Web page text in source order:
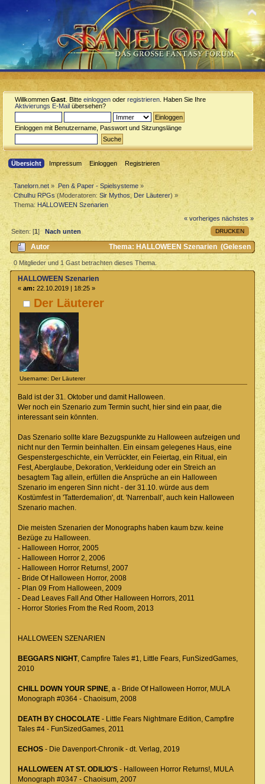
Willkommen Gast . Bitte einloggen oder registrieren . Haben Sie Ihre
Aktivierungs E-Mail übersehen?
Einloggen mit Benutzername, Passwort und Sitzungslänge
Übersicht Impressum Einloggen Registrieren
Tanelorn.net » Pen & Paper - Spielsysteme»
Cthulhu RPGs (Moderatoren:Sir Mythos, Der Läuterer) »
Thema:HALLOWEEN Szenarien
« vorheriges nächstes »
DRUCKEN
Seiten: [1] Nach unten
Autor
Thema: HALLOWEEN Szenarien (Gelesen
4201 mal)
0 Mitglieder und 1 Gast betrachten dieses Thema.
Der Läuterer
Username: Der Läuterer
HALLOWEEN Szenarien
« am: 22.10.2019 | 18:25 »
Bald ist der 31. Oktober und damit Halloween.
Wer noch ein Szenario zum Termin sucht, hier sind ein paar, die
interessant sein könnten.
Das Szenario sollte klare Bezugspunkte zu Halloween aufzeigen und
nicht nur den Termin beinhalten. Ein einsam gelegenes Haus, eine
Gespenstergeschichte, ein Verrückter, ein Feiertag, ein Ritual, ein
Fest, Aberglaube, Dekoration, Verkleidung oder ein Streich an
besagtem Tag allein, erfüllen die Ansprüche an ein Halloween
Szenario im engeren Sinn nicht - der 31.10. würde aus dem
Kostümfest in 'Tatterdemalion', dt. 'Narrenball', auch kein Halloween
Szenario machen.
Die meisten Szenarien der Monographs haben kaum bzw. keine
Bezüge zu Halloween.
- Halloween Horror, 2005
- Halloween Horror 2, 2006
- Halloween Horror Returns!, 2007
- Bride Of Halloween Horror, 2008
- Plan 09 From Halloween, 2009
- Dead Leaves Fall And Other Halloween Horrors, 2011
- Horror Stories From the Red Room, 2013
HALLOWEEN SZENARIEN
BEGGARS NIGHT, Campfire Tales #1, Little Fears, FunSizedGames,
2010
CHILL DOWN YOUR SPINE, a - Bride Of Halloween Horror, MULA
Monograph #0364 - Chaoisum, 2008
DEATH BY CHOCOLATE - Little Fears Nightmare Edition, Campfire
Tales #4 - FunSizedGames, 2011
ECHOS- Die Davenport-Chronik - dt. Verlag, 2019
HALLOWEEN AT ST. ODILIO'S- Halloween Horror Returns!, MULA
Monograph #0347 - Chaoisum, 2007